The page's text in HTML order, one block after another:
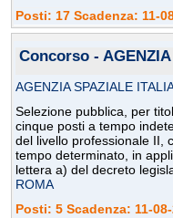
Posti: 17 Scadenza: 11-
Concorso -
AGENZIA SPAZIALE
Selezione pubblica, per
cinque posti a tempo
del livello professionale II,
tempo determinato, in
lettera a) del decreto
ROMA
Posti: 5 Scadenza: 11-